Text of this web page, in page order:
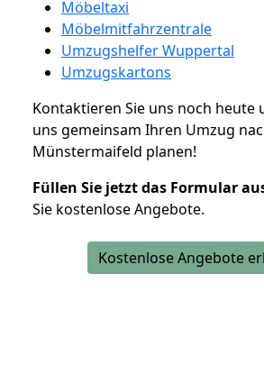
Möbeltaxi
Möbelmitfahrzentrale
Umzugshelfer Wuppertal
Umzugskartons
Kontaktieren Sie uns noch heute
uns gemeinsam Ihren Umzug
Münstermaifeld planen!
Füllen Sie jetzt das Formular
Sie kostenlose Angebote.
Kostenlose Angebote